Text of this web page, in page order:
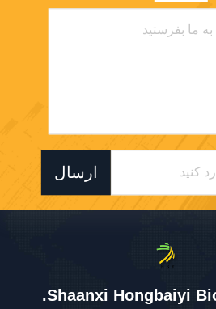
ارسال
Shaanxi Hongbaiyi